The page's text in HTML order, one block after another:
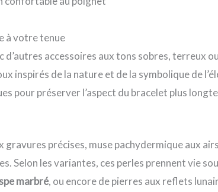
à votre tenue
accessoires aux tons sobres, terreux
inspirés de la nature et de la symbolique de
pour préserver l’aspect du bracelet plus
gravures précises, muse pachydermique aux
Selon les variantes, ces perles prennent vie
marbré, ou encore de pierres aux reflets